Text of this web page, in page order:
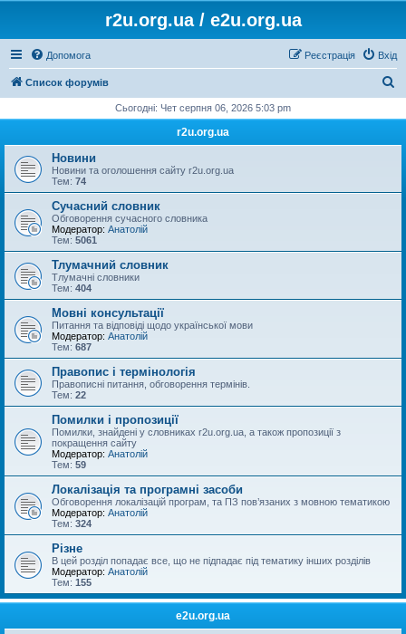
r2u.org.ua / e2u.org.ua
Допомога Вхід
Реєстрація
Список форумів
у
Сьогодні: Чет серпня 06, 2026 5:03 pm
r2u.org.ua
Новини
Новини та оголошення сайту r2u.org.ua
Тем: 74
Сучасний словник
Обговорення сучасного словника
Модератор: Анатолій
Тем: 5061
Тлумачний словник
Тлумачні словники
Тем: 404
Мовні консультації
Питання та відповіді щодо української мови
Модератор: Анатолій
Тем: 687
Правопис і термінологія
Правописні питання, обговорення термінів.
Тем: 22
Помилки і пропозиції
Помилки, знайдені у словниках r2u.org.ua, а також пропозиції з
покращення сайту
Модератор: Анатолій
Тем: 59
Локалізація та програмні засоби
Обговорення локалізацій програм, та ПЗ пов’язаних з мовною тематикою
Модератор: Анатолій
Тем: 324
Різне
В цей розділ попадає все, що не підпадає під тематику інших розділів
Модератор: Анатолій
Тем: 155
e2u.org.ua